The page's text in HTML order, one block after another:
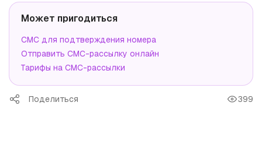
Может пригодиться
СМС для подтверждения номера
Отправить СМС-рассылку онлайн
Тарифы на СМС-рассылки
Поделиться 399